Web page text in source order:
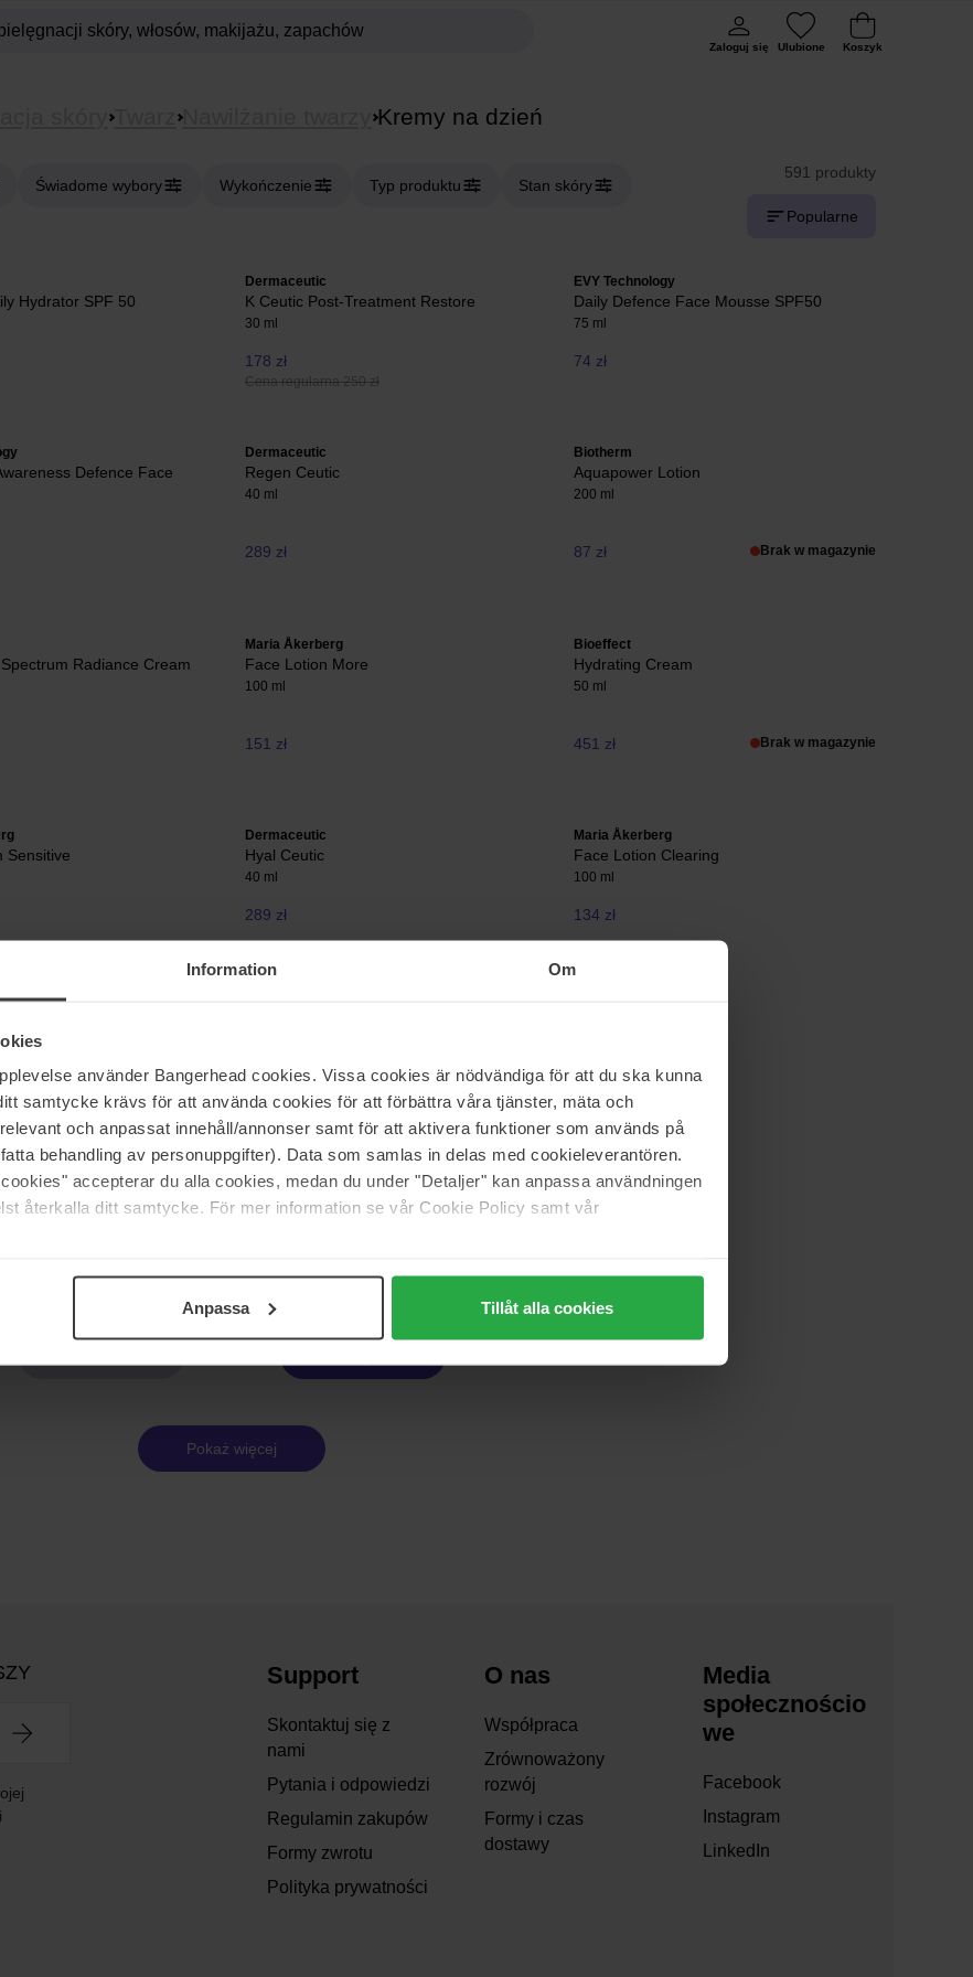
Information Om
använder Bangerhead cookies. Vissa cookies är nödvändiga för att du ska kunna
samtycke krävs för att använda cookies för att förbättra våra tjänster, mäta och
och anpassat innehåll/annonser samt för att aktivera funktioner som används på
behandling av personuppgifter). Data som samlas in delas med cookieleverantören.
accepterar du alla cookies, medan du under "Detaljer" kan anpassa användningen
återkalla ditt samtycke. För mer information se vår Cookie Policy samt vår
Anpassa Tillåt alla cookies
Zaloguj się Ulubione Koszyk
Twarz Nawilżanie twarzy Kremy na dzień
Świadome wybory Wykończenie Typ produktu Stan skóry
591 produkty
Popularne
Hydrator SPF 50
Dermaceutic
K Ceutic Post-Treatment Restore
30 ml
178 zł
Cena regularna 250 zł
EVY Technology
Daily Defence Face Mousse SPF50
75 ml
74 zł
Defence Face
Dermaceutic
Regen Ceutic
40 ml
289 zł
Biotherm
Aquapower Lotion
200 ml
87 zł Brak w magazynie
Radiance Cream
Maria Åkerberg
Face Lotion More
100 ml
151 zł
Bioeffect
Hydrating Cream
50 ml
451 zł Brak w magazynie
Sensitive
Dermaceutic
Hyal Ceutic
40 ml
289 zł
Maria Åkerberg
Face Lotion Clearing
100 ml
134 zł
174 zł 147 zł
Suspension 10%
Origins
GinZing SPF40
Shiseido
Essential Energy
Pokaż więcej
Support
Skontaktuj się z
nami
Pytania i odpowiedzi
Regulamin zakupów
Formy zwrotu
Polityka prywatności
O nas
Współpraca
Zrównoważony
rozwój
Formy i czas
dostawy
Media
społecznościo
we
Facebook
Instagram
LinkedIn